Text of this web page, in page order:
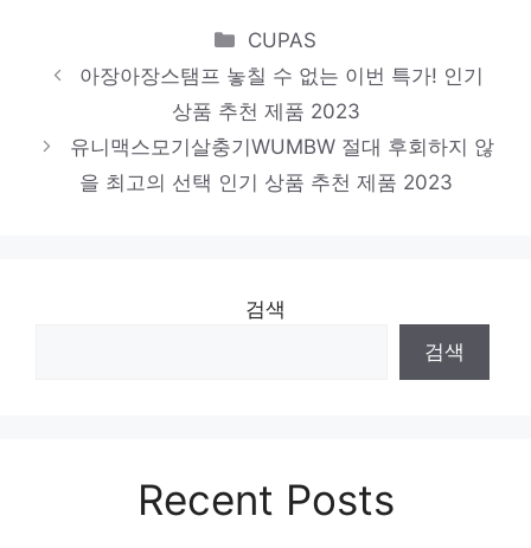
Categories
CUPAS
아장아장스탬프 놓칠 수 없는 이번 특가! 인기
상품 추천 제품 2023
유니맥스모기살충기WUMBW 절대 후회하지 않
을 최고의 선택 인기 상품 추천 제품 2023
검색
검색
Recent Posts